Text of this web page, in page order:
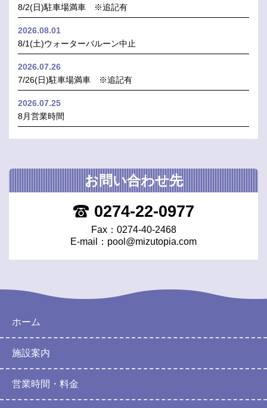
8/2(日)駐車場満車 ※追記有
2026.08.01
8/1(土)ウォーターバルーン中止
2026.07.26
7/26(日)駐車場満車 ※追記有
2026.07.25
8月営業時間
お問い合わせ先
0274-22-0977
Fax：0274-40-2468
E-mail： pool@mizutopia.com
ホーム
施設案内
営業時間・料金